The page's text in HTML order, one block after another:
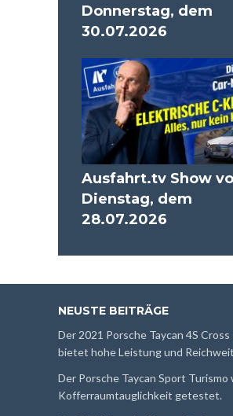
Donnerstag, dem
30.07.2026
Ausfahrt.tv Show
Dienstag, dem
28.07.2026
NEUSTE BEITRÄGE
Der 2021 Porsche Taycan 4S Cross
bietet hohe Leistung und
Der Porsche Taycan Sport Turismo
Kofferraumtauglichkeit getestet.